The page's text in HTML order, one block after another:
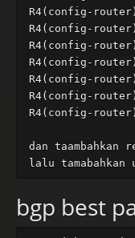
R4(config-
R4(config-
R4(config-
R4(config-
R4(config-
R4(config-
R4(config-
dan
bgp best